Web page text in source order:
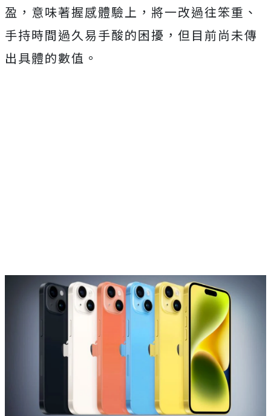
盈，意味著握感體驗上，將一改過往笨重、
手持時間過久易手酸的困擾，但目前尚未傳
出具體的數值。